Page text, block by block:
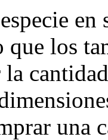
los
la
una